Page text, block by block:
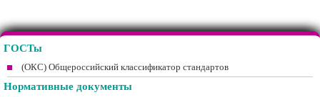
ГОСТы
(ОКС) Общероссийский классификатор стандартов
Нормативные документы